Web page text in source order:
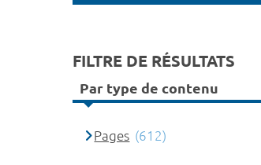
FILTRE DE RÉSULTATS
Par type de contenu
Pages (612)